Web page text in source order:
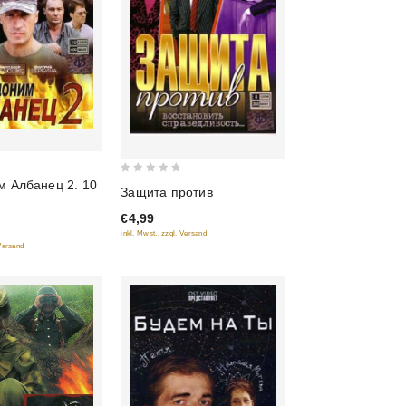
Албанец 2. 10
of
5
Защита против
€4,99
inkl. Mwst., zzgl. Versand